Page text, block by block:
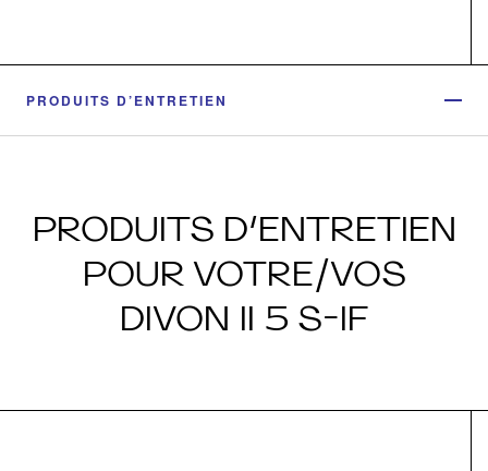
PRODUITS D’ENTRETIEN
PRODUITS D’ENTRETIEN
POUR VOTRE/VOS
DIVON II 5 S-IF